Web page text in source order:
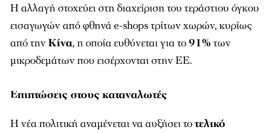
Η αλλαγή στοχεύει στη διαχείριση του τεράστιου όγκου
εισαγωγών από φθηνά e-shops τρίτων χωρών, κυρίως
από τηνΚίνα, η οποία ευθύνεται για το91% των
μικροδεμάτων που εισέρχονται στην ΕΕ.
Επιπτώσεις στους καταναλωτές
Η νέα πολιτική αναμένεται να αυξήσει τοτελικό